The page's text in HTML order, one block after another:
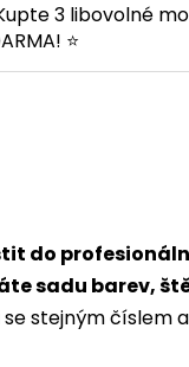
3 libovolné
⭐
do
sadu barev,
stejným číslem